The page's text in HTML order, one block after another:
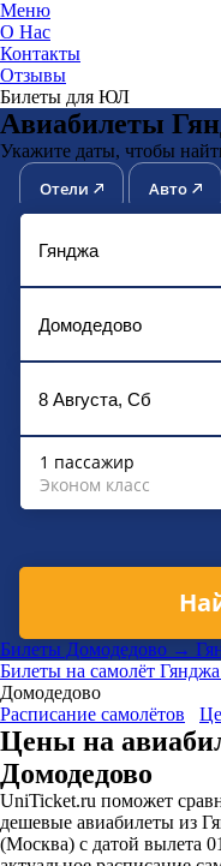
Меню
О Нас
Контакты
Отзывы
Билеты для ЮЛ
Авиабилеты
Укажите даты, чтобы
Отели Авто
1 пассажир
Эконом класс
Билеты Домодедово →
Билеты на самолёт Гянджа
Домодедово
Расписание самолётов
Цены на
Домодедово
UniTicket.ru поможет
дешевые авиабилеты из
(Москва) с датой вылета